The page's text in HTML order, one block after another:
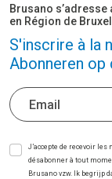
Brusano
en Région de
S'inscrire à la
Abonneren
J’accepte de recevoir
désabonner à tout
Brusano vzw. Ik begrijp